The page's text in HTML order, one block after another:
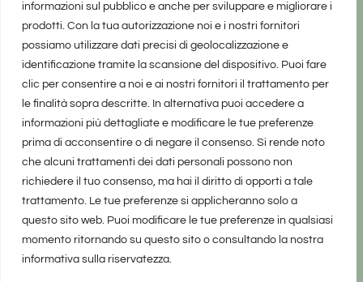
informazioni sul pubblico e anche per sviluppare e migliorare i
prodotti. Con la tua autorizzazione noi e i nostri fornitori
possiamo utilizzare dati precisi di geolocalizzazione e
identificazione tramite la scansione del dispositivo. Puoi fare
clic per consentire a noi e ai nostri fornitori il trattamento per
le finalità sopra descritte. In alternativa puoi accedere a
informazioni più dettagliate e modificare le tue preferenze
prima di acconsentire o di negare il consenso. Si rende noto
che alcuni trattamenti dei dati personali possono non
richiedere il tuo consenso, ma hai il diritto di opporti a tale
trattamento. Le tue preferenze si applicheranno solo a
questo sito web. Puoi modificare le tue preferenze in qualsiasi
momento ritornando su questo sito o consultando la nostra
informativa sulla riservatezza.
realizzato da Marina Galatioto©2025 tutti i diritti riservati -